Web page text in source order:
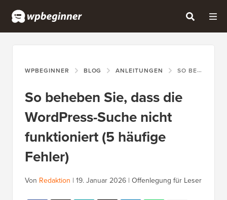
WPBEGINNER BLOG ANLEITUNGEN SO BEHEBEN SIE, DASS DIE WORDPRESS-SUCHE NICHT FUNKTIONIERT (5 HÄUFIGE FEHLER)
So beheben Sie, dass die
WordPress-Suche nicht
funktioniert (5 häufige
Fehler)
Von Redaktion | 19. Januar 2026 | Offenlegung für Leser